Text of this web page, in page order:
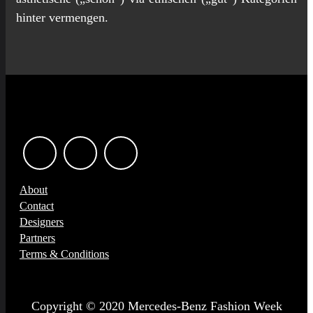
hinter vermengen.
About
Contact
Designers
Partners
Terms & Conditions
Copyright © 2020 Mercedes-Benz Fashion Week